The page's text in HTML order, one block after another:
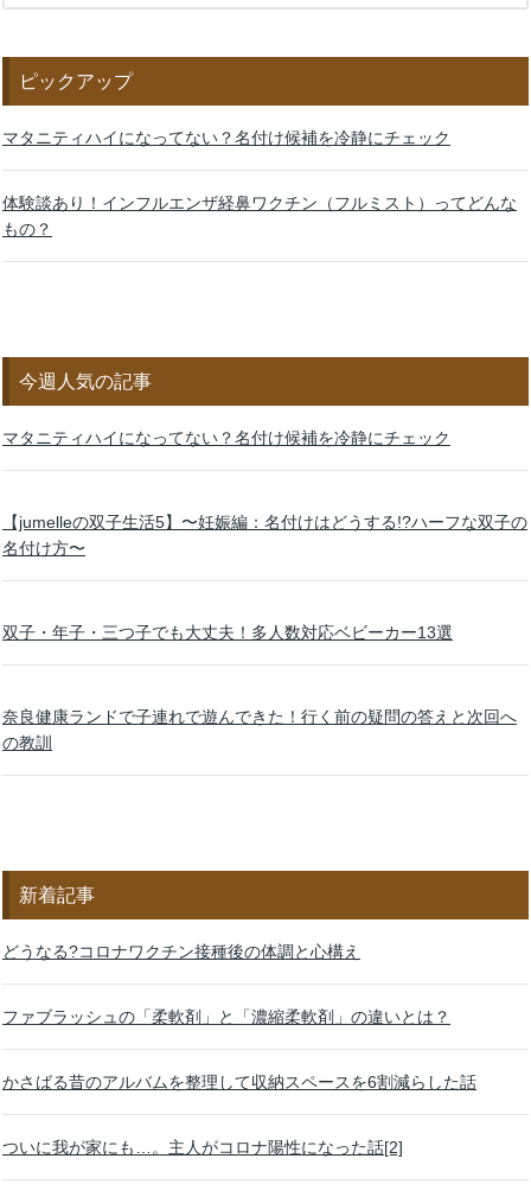
ピックアップ
マタニティハイになってない？名付け候補を冷静にチェック
体験談あり！インフルエンザ経鼻ワクチン（フルミスト）ってどんな
もの？
今週人気の記事
マタニティハイになってない？名付け候補を冷静にチェック
【jumelleの双子生活5】〜妊娠編：名付けはどうする!?ハーフな双子の
名付け方〜
双子・年子・三つ子でも大丈夫！多人数対応ベビーカー13選
奈良健康ランドで子連れで遊んできた！行く前の疑問の答えと次回へ
の教訓
新着記事
どうなる?コロナワクチン接種後の体調と心構え
ファブラッシュの「柔軟剤」と「濃縮柔軟剤」の違いとは？
かさばる昔のアルバムを整理して収納スペースを6割減らした話
ついに我が家にも…。主人がコロナ陽性になった話[2]